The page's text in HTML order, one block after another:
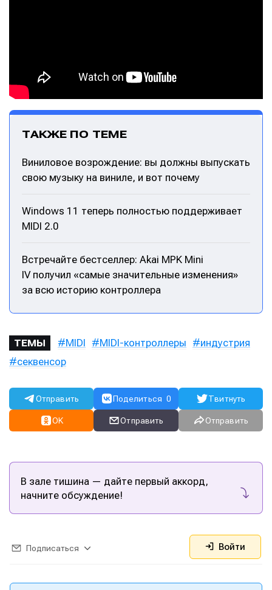
ТАКЖЕ ПО ТЕМЕ
Виниловое возрождение: вы должны выпускать
свою музыку на виниле, и вот почему
Windows 11 теперь полностью поддерживает
MIDI 2.0
Встречайте бестселлер: Akai MPK Mini
IV получил «самые значительные изменения»
за всю историю контроллера
ТЕМЫ MIDI MIDI-контроллеры
индустрия
секвенсор
Отправить Поделиться 0 Твитнуть
OK Отправить Отправить
В зале тишина — дайте первый аккорд,
начните обсуждение!
Подписаться Войти